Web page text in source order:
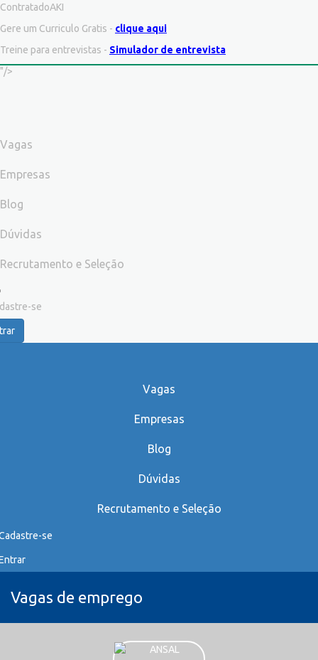
ContratadoAKI
Gere um Curriculo Gratis - clique aqui
Treine para entrevistas - Simulador de entrevista
"/>
Vagas
Empresas
Blog
Dúvidas
Recrutamento e Seleção
se
Vagas
Empresas
Blog
Dúvidas
Recrutamento e Seleção
se
Vagas de emprego